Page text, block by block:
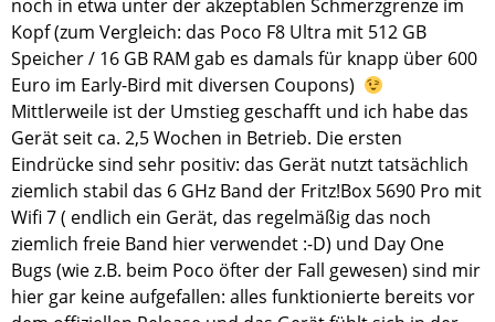
noch in etwa unter der akzeptablen Schmerzgrenze im
Kopf (zum Vergleich: das Poco F8 Ultra mit 512 GB
Speicher / 16 GB RAM gab es damals für knapp über 600
Euro im Early-Bird mit diversen Coupons)
Mittlerweile ist der Umstieg geschafft und ich habe das
Gerät seit ca. 2,5 Wochen in Betrieb. Die ersten
Eindrücke sind sehr positiv: das Gerät nutzt tatsächlich
ziemlich stabil das 6 GHz Band der Fritz!Box 5690 Pro mit
Wifi 7 ( endlich ein Gerät, das regelmäßig das noch
ziemlich freie Band hier verwendet :-D) und Day One
Bugs (wie z.B. beim Poco öfter der Fall gewesen) sind mir
hier gar keine aufgefallen: alles funktionierte bereits vor